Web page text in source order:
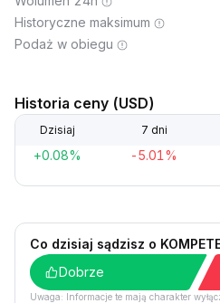
Historyczne maksimum
Podaż w obiegu
Historia ceny (USD)
Dzisiaj 7 dni
+0.08% -5.01%
Co dzisiaj sądzisz o
Dobrze
Uwaga: Informacje te mają charakter